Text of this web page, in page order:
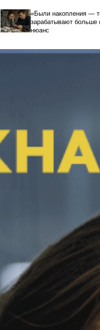
«Были накопления —
зарабатывают больше
нюанс